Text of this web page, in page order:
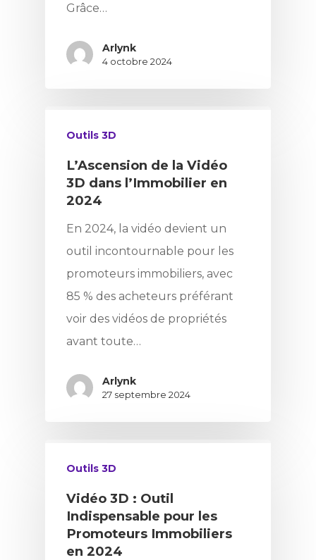
Grâce…
Arlynk
4 octobre 2024
Outils 3D
L’Ascension de la Vidéo
3D dans l’Immobilier en
2024
En 2024, la vidéo devient un
outil incontournable pour les
promoteurs immobiliers, avec
85 % des acheteurs préférant
voir des vidéos de propriétés
avant toute…
Arlynk
27 septembre 2024
Outils 3D
Vidéo 3D : Outil
Indispensable pour les
Promoteurs Immobiliers
en 2024